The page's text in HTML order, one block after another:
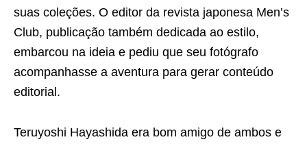
suas coleções. O editor da revista japonesa Men’s
Club, publicação também dedicada ao estilo,
embarcou na ideia e pediu que seu fotógrafo
acompanhasse a aventura para gerar conteúdo
editorial.
Teruyoshi Hayashida era bom amigo de ambos e